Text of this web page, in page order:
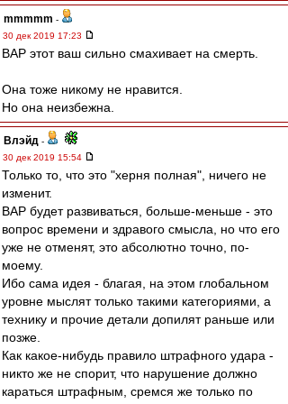
mmmmm -
30 дек 2019 17:23
ВАР этот ваш сильно смахивает на смерть.
Она тоже никому не нравится.
Но она неизбежна.
Влэйд -
30 дек 2019 15:54
Только то, что это "херня полная", ничего не
изменит.
ВАР будет развиваться, больше-меньше - это
вопрос времени и здравого смысла, но что его
уже не отменят, это абсолютно точно, по-
моему.
Ибо сама идея - благая, на этом глобальном
уровне мыслят только такими категориями, а
технику и прочие детали допилят раньше или
позже.
Как какое-нибудь правило штрафного удара -
никто же не спорит, что нарушение должно
караться штрафным, сремся же только по